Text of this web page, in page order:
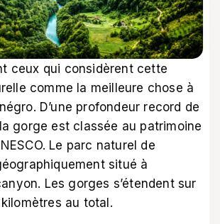
ceux qui considèrent cette
comme la meilleure chose à
D’une profondeur record de
gorge est classée au patrimoine
Le parc naturel de
situé à
Les gorges s’étendent sur
au total.